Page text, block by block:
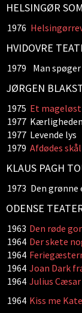
HELSINGØR
1976
HVIDOVRE
1979 Man
JØRGEN
1975 Et
1977
1977 Levende lys
1979 Afdødes skål
KLAUS PAGH
1973 Den
ODENSE
1963 Den røde
1964 Der skete
1964
1964 Joan Dark
1964 Julius Cæsar
1964 Kiss me Kate